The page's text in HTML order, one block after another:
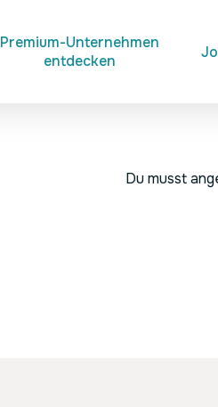
Premium-Unternehmen
entdecken
Du musst